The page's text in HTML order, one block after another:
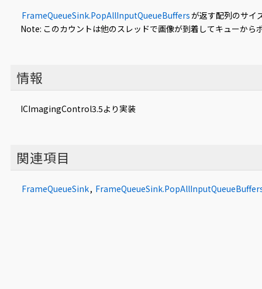
FrameQueueSink.PopAllInputQueueBuffersが返す配列のサイ
Note: このカウントは他のスレッドで画像が到着してキューから
情報
ICImagingControl3.5より実装
関連項目
FrameQueueSink,